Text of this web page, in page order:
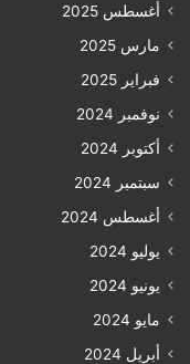
أغسطس 2025
مارس 2025
فبراير 2025
نوفمبر 2024
أكتوبر 2024
سبتمبر 2024
أغسطس 2024
يوليو 2024
يونيو 2024
مايو 2024
أبريل 2024